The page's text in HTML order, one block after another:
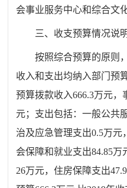
会事业服务中心和综合文
三、收支预算情况说
按照综合预算的原则，
收入和支出均纳入部门预
预算拨款收入666.3万元，
元；支出包括：一般公共
治及应急管理支出0.5万元
会保障和就业支出84.85万
26万元，住房保障支出